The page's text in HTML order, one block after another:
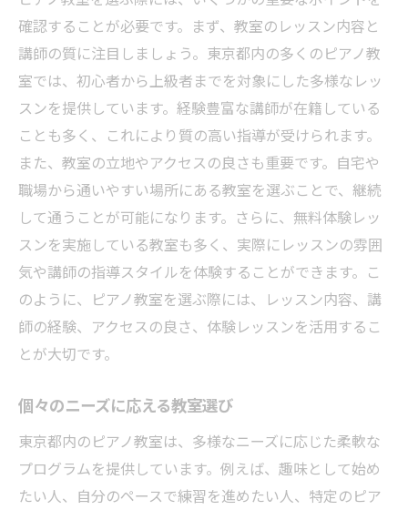
確認することが必要です。まず、教室のレッスン内容と
講師の質に注目しましょう。東京都内の多くのピアノ教
室では、初心者から上級者までを対象にした多様なレッ
スンを提供しています。経験豊富な講師が在籍している
ことも多く、これにより質の高い指導が受けられます。
また、教室の立地やアクセスの良さも重要です。自宅や
職場から通いやすい場所にある教室を選ぶことで、継続
して通うことが可能になります。さらに、無料体験レッ
スンを実施している教室も多く、実際にレッスンの雰囲
気や講師の指導スタイルを体験することができます。こ
のように、ピアノ教室を選ぶ際には、レッスン内容、講
師の経験、アクセスの良さ、体験レッスンを活用するこ
とが大切です。
個々のニーズに応える教室選び
東京都内のピアノ教室は、多様なニーズに応じた柔軟な
プログラムを提供しています。例えば、趣味として始め
たい人、自分のペースで練習を進めたい人、特定のピア